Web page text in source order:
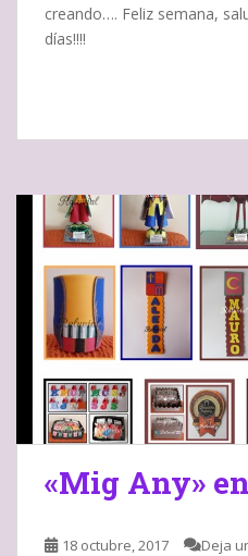
creando…. Feliz semana,
días!!!!
«Mig Any»
18 octubre, 2017 Deja